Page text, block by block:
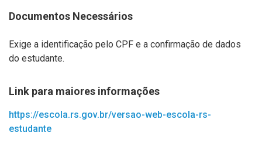
Documentos Necessários
Exige a identificação pelo CPF e a confirmação de dados
do estudante.
Link para maiores informações
https://escola.rs.gov.br/versao-web-escola-rs-
estudante